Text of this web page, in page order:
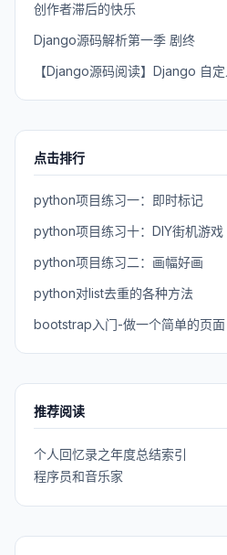
创作者滞后的快乐
Django源码解析第一季 剧终
【Django源码阅读】Django 自
点击排行
python项目练习一：即时标记
python项目练习十：DIY街机游戏
python项目练习二：画幅好画
python对list去重的各种方法
bootstrap入门-做一个简单的页面
推荐阅读
个人回忆录之年度总结索引
程序员和音乐家